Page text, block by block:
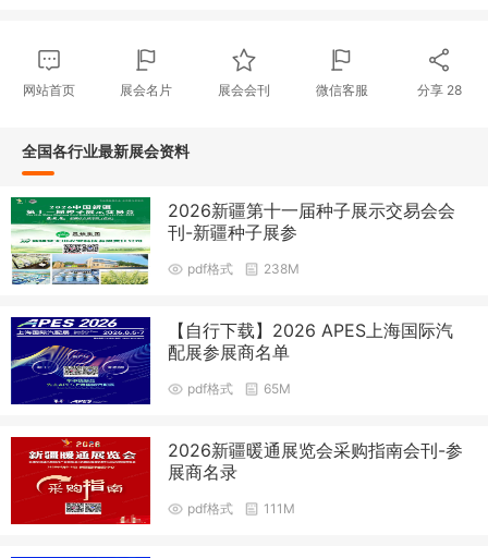
网站首页 展会名片 展会会刊 微信客服 分享 28
全国各行业最新展会资料
2026新疆第十一届种子展示交易会会
刊-新疆种子展参
pdf格式 238M
【自行下载】2026 APES上海国际汽
配展参展商名单
pdf格式 65M
2026新疆暖通展览会采购指南会刊-参
展商名录
pdf格式 111M